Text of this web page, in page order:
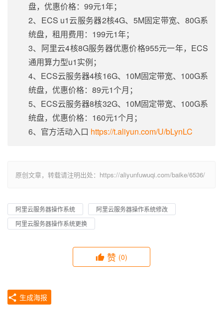
盘，优惠价格：99元1年；
2、ECS u1云服务器2核4G、5M固定带宽、80G系
统盘，租用费用：199元1年；
3、阿里云4核8G服务器优惠价格955元一年，ECS
通用算力型u1实例；
4、ECS云服务器4核16G、10M固定带宽、100G系
统盘，优惠价格：89元1个月；
5、ECS云服务器8核32G、10M固定带宽、100G系
统盘，优惠价格：160元1个月；
6、官方活动入口 https://t.aliyun.com/U/bLynLC
原创文章，转载请注明出处：https://aliyunfuwuqi.com/baike/6536/
阿里云服务器操作系统
阿里云服务器操作系统修改
阿里云服务器操作系统更换
赞 (0)
生成海报